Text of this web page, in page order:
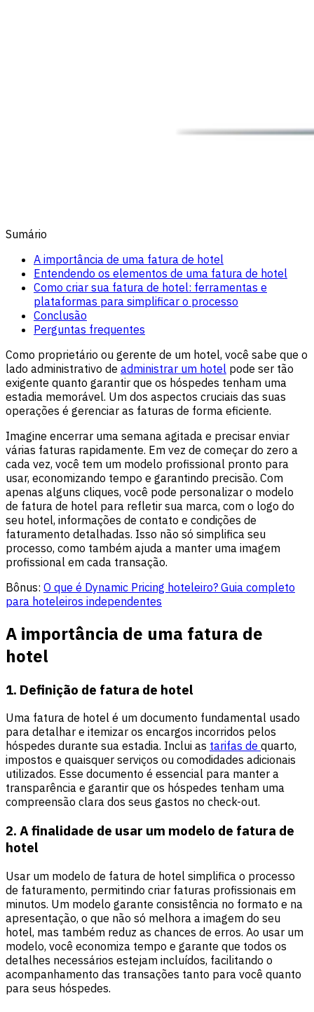
Sumário
A importância de uma fatura de hotel
Entendendo os elementos de uma fatura de hotel
Como criar sua fatura de hotel: ferramentas e
plataformas para simplificar o processo
Conclusão
Perguntas frequentes
Como proprietário ou gerente de um hotel, você sabe que o
lado administrativo de administrar um hotel pode ser tão
exigente quanto garantir que os hóspedes tenham uma
estadia memorável. Um dos aspectos cruciais das suas
operações é gerenciar as faturas de forma eficiente.
Imagine encerrar uma semana agitada e precisar enviar
várias faturas rapidamente. Em vez de começar do zero a
cada vez, você tem um modelo profissional pronto para
usar, economizando tempo e garantindo precisão. Com
apenas alguns cliques, você pode personalizar o modelo
de fatura de hotel para refletir sua marca, com o logo do
seu hotel, informações de contato e condições de
faturamento detalhadas. Isso não só simplifica seu
processo, como também ajuda a manter uma imagem
profissional em cada transação.
Bônus: O que é Dynamic Pricing hoteleiro? Guia completo
para hoteleiros independentes
A importância de uma fatura de
hotel
1. Definição de fatura de hotel
Uma fatura de hotel é um documento fundamental usado
para detalhar e itemizar os encargos incorridos pelos
hóspedes durante sua estadia. Inclui as tarifas de quarto,
impostos e quaisquer serviços ou comodidades adicionais
utilizados. Esse documento é essencial para manter a
transparência e garantir que os hóspedes tenham uma
compreensão clara dos seus gastos no check-out.
2. A finalidade de usar um modelo de fatura de
hotel
Usar um modelo de fatura de hotel simplifica o processo
de faturamento, permitindo criar faturas profissionais em
minutos. Um modelo garante consistência no formato e na
apresentação, o que não só melhora a imagem do seu
hotel, mas também reduz as chances de erros. Ao usar um
modelo, você economiza tempo e garante que todos os
detalhes necessários estejam incluídos, facilitando o
acompanhamento das transações tanto para você quanto
para seus hóspedes.